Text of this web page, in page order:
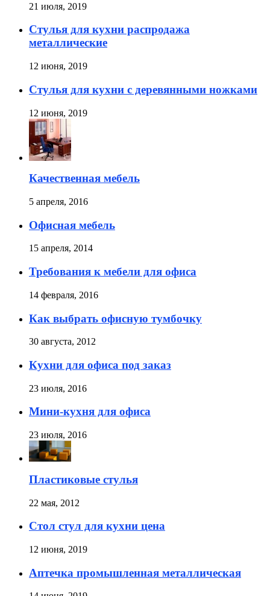
21 июля, 2019
Стулья для кухни распродажа
металлические
12 июня, 2019
Стулья для кухни с деревянными ножками
12 июня, 2019
Качественная мебель
5 апреля, 2016
Офисная мебель
15 апреля, 2014
Требования к мебели для офиса
14 февраля, 2016
Как выбрать офисную тумбочку
30 августа, 2012
Кухни для офиса под заказ
23 июля, 2016
Мини-кухня для офиса
23 июля, 2016
Пластиковые стулья
22 мая, 2012
Стол стул для кухни цена
12 июня, 2019
Аптечка промышленная металлическая